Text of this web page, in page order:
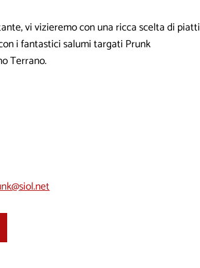
vi vizieremo con una ricca scelta di piatti
i fantastici salumi targati Prunk
Terrano.